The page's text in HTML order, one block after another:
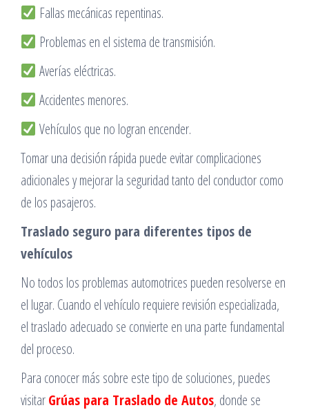
Fallas mecánicas repentinas.
Problemas en el sistema de transmisión.
Averías eléctricas.
Accidentes menores.
Vehículos que no logran encender.
Tomar una decisión rápida puede evitar complicaciones
adicionales y mejorar la seguridad tanto del conductor como
de los pasajeros.
Traslado seguro para diferentes tipos de
vehículos
No todos los problemas automotrices pueden resolverse en
el lugar. Cuando el vehículo requiere revisión especializada,
el traslado adecuado se convierte en una parte fundamental
del proceso.
Para conocer más sobre este tipo de soluciones, puedes
visitarGrúas para Traslado de Autos, donde se